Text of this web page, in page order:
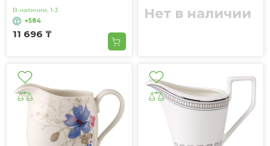
11 696 ₸
В наличии, 1-3
+584
Нет в наличии